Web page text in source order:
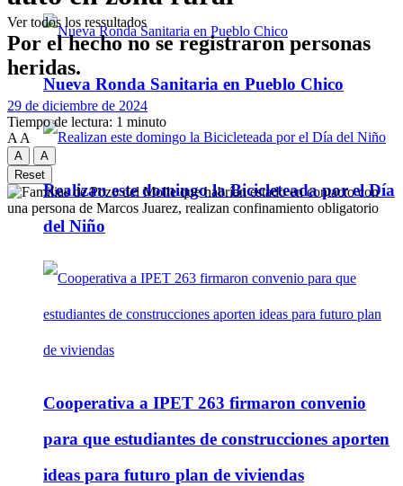
Nueva Ronda Sanitaria en Pueblo Chico
Realizan este domingo la Bicicleteada por el Día
del Niño
Cooperativa a IPET 263 firmaron convenio
para que estudiantes de construcciones aporten
ideas para futuro plan de viviendas
Ver todos los ressultados
Por el hecho no se registraron personas
heridas.
29 de diciembre de 2024
Tiempo de lectura: 1 minuto
A A
A
A
Reset